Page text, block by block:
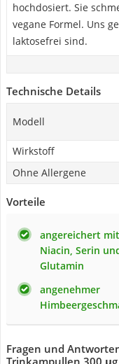
hochdosiert. Sie
vegane Formel. Uns
laktosefrei sind.
Technische Details
Modell
Wirkstoff
Ohne Allergene
Vorteile
angereichert mit
Niacin, Serin
Glutamin
angenehmer
Fragen und
Trinkampullen 300 μg